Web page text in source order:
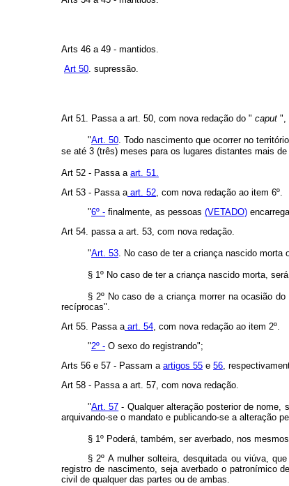
Arts 46 a 49 - mantidos.
Art 50. supressão.
Art 51. Passa a art. 50, com nova redação do " caput ",
"Art. 50. Todo nascimento que ocorrer no
se até 3 (três) meses para os lugares distantes mais
Art 52 - Passa a art. 51.
Art 53 - Passa aart. 52, com nova redação ao item 6º.
"6º - finalmente, as pessoas (VETADO)
Art 54. passa a art. 53, com nova redação.
"Art. 53. No caso de ter a criança nascido morta
§ 1º No caso de ter a criança nascido morta,
§ 2º No caso de a criança morrer na ocasião
recíprocas".
Art 55. Passa aart. 54, com nova redação ao item 2º.
"2º - O sexo do registrando";
Arts 56 e 57 - Passam a artigos 55 e 56,
Art 58 - Passa a art. 57, com nova redação.
"Art. 57 - Qualquer alteração posterior de nome,
arquivando-se o mandato e publicando-se a alteração
§ 1º Poderá, também, ser averbado, nos
§ 2º A mulher solteira, desquitada ou viúva,
registro de nascimento, seja averbado o patronímico
civil de qualquer das partes ou de ambas.